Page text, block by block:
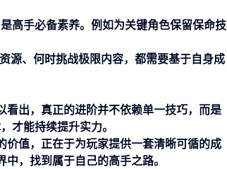
高手必备素养。例如为关键角色保留保命技
源、何时挑战极限内容，都需要基于自身成
出，真正的进阶并不依赖单一技巧，而是
才能持续提升实力。
价值，正在于为玩家提供一套清晰可循的成
，找到属于自己的高手之路。